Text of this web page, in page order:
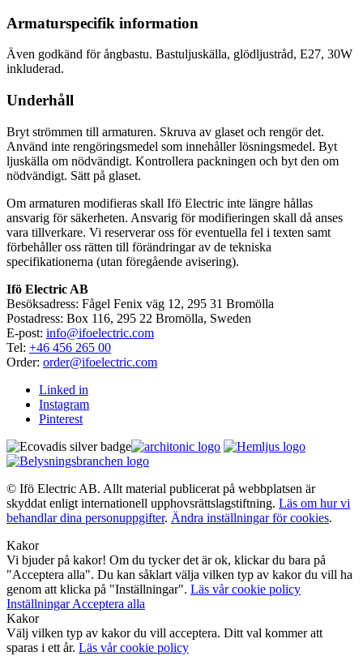
Armaturspecifik information
Även godkänd för ångbastu. Bastuljuskälla, glödljustråd, E27, 30W
inkluderad.
Underhåll
Bryt strömmen till armaturen. Skruva av glaset och rengör det.
Använd inte rengöringsmedel som innehåller lösningsmedel. Byt
ljuskälla om nödvändigt. Kontrollera packningen och byt den om
nödvändigt. Sätt på glaset.
Om armaturen modifieras skall Ifö Electric inte längre hållas
ansvarig för säkerheten. Ansvarig för modifieringen skall då anses
vara tillverkare. Vi reserverar oss för eventuella fel i texten samt
förbehåller oss rätten till förändringar av de tekniska
specifikationerna (utan föregående avisering).
Ifö Electric AB
Besöksadress: Fågel Fenix väg 12, 295 31 Bromölla
Postadress: Box 116, 295 22 Bromölla, Sweden
E-post: info@ifoelectric.com
Tel: +46 456 265 00
Order: order@ifoelectric.com
Linked in
Instagram
Pinterest
© Ifö Electric AB. Allt material publicerat på webbplatsen är
skyddat enligt internationell upphovsrättslagstiftning. Läs om hur vi
behandlar dina personuppgifter. Ändra inställningar för cookies.
Kakor
Vi bjuder på kakor! Om du tycker det är ok, klickar du bara på
"Acceptera alla". Du kan såklart välja vilken typ av kakor du vill ha
genom att klicka på "Inställningar". Läs vår cookie policy
InställningarAcceptera alla
Kakor
Välj vilken typ av kakor du vill acceptera. Ditt val kommer att
sparas i ett år. Läs vår cookie policy